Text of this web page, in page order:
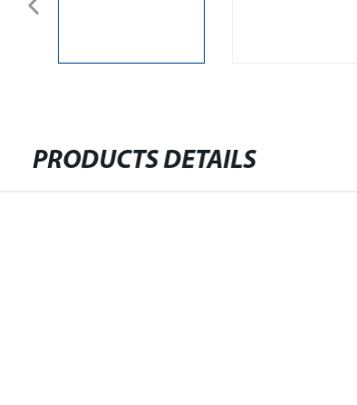
PRODUCTS DETAILS